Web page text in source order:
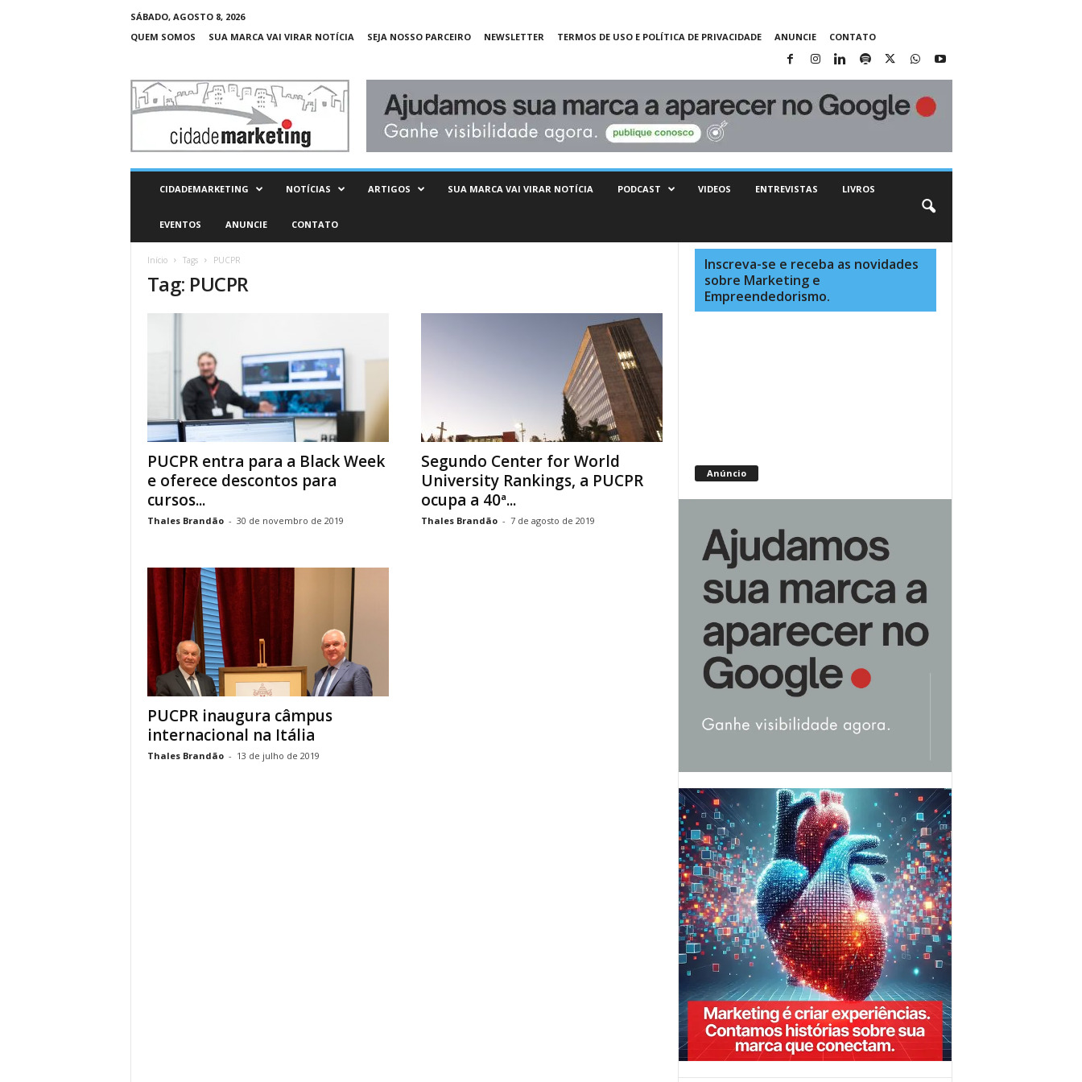
SÁBADO, AGOSTO 8, 2026
QUEM SOMOS
SUA MARCA VAI VIRAR NOTÍCIA SEJA NOSSO PARCEIRO NEWSLETTER TERMOS DE USO E POLÍTICA DE PRIVACIDADE ANUNCIE CONTATO
C
d
CIDADEMARKETING NOTÍCIAS ARTIGOS SUA MARCA VAI VIRAR NOTÍCIA PODCAST VIDEOS ENTREVISTAS LIVROS
EVENTOS ANUNCIE CONTATO
Início Tags PUCPR
Tag: PUCPR
PUCPR entra para a Black Week
e oferece descontos para
cursos...
Thales Brandão - 30 de novembro de 2019
Segundo Center for World
University Rankings, a PUCPR
ocupa a 40ª...
Thales Brandão - 7 de agosto de 2019
PUCPR inaugura câmpus
internacional na Itália
Thales Brandão - 13 de julho de 2019
Inscreva-se e receba as novidades
sobre Marketing e
Empreendedorismo.
Anúncio